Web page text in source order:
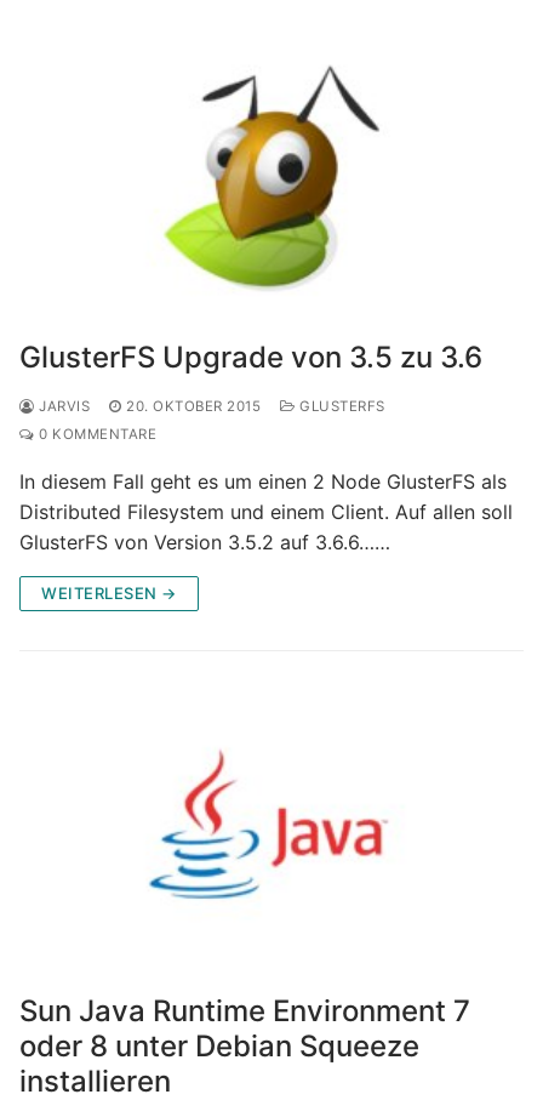
GlusterFS Upgrade von 3.5 zu 3.6
JARVIS 20. OKTOBER 2015
GLUSTERFS
0 KOMMENTARE
In diesem Fall geht es um einen 2 Node GlusterFS als
Distributed Filesystem und einem Client. Auf allen soll
GlusterFS von Version 3.5.2 auf 3.6.6……
WEITERLESEN →
Sun Java Runtime Environment 7
oder 8 unter Debian Squeeze
installieren